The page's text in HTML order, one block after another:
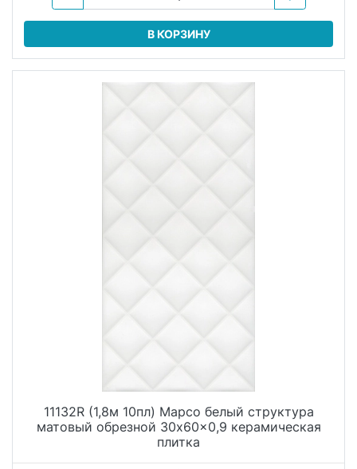
В КОРЗИНУ
11132R (1,8м 10пл) Марсо белый структура
матовый обрезной 30x60x0,9 керамическая
плитка